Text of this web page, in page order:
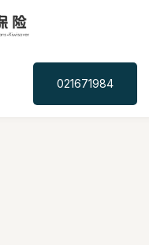
021671984